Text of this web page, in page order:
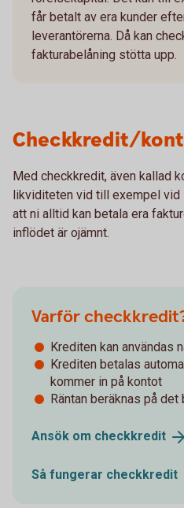
får betalt av era kunder
leverantörerna. Då kan
fakturabelåning stötta upp.
Checkkredit/
Med checkkredit, även kallad
likviditeten vid till exempel vid
att ni alltid kan betala era
inflödet är ojämnt.
Varför
Krediten kan användas
Krediten betalas
kommer in på kontot
Räntan beräknas på
Ansök om checkkredit
Så fungerar checkkredit